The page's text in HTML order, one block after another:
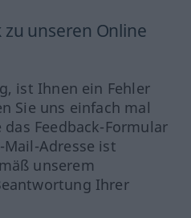
zu unseren Online
ist Ihnen ein Fehler
Sie uns einfach mal
Feedback-Formular
Mail-Adresse ist
unserem
Ihrer